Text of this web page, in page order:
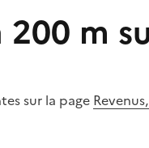
200 m
sur la page